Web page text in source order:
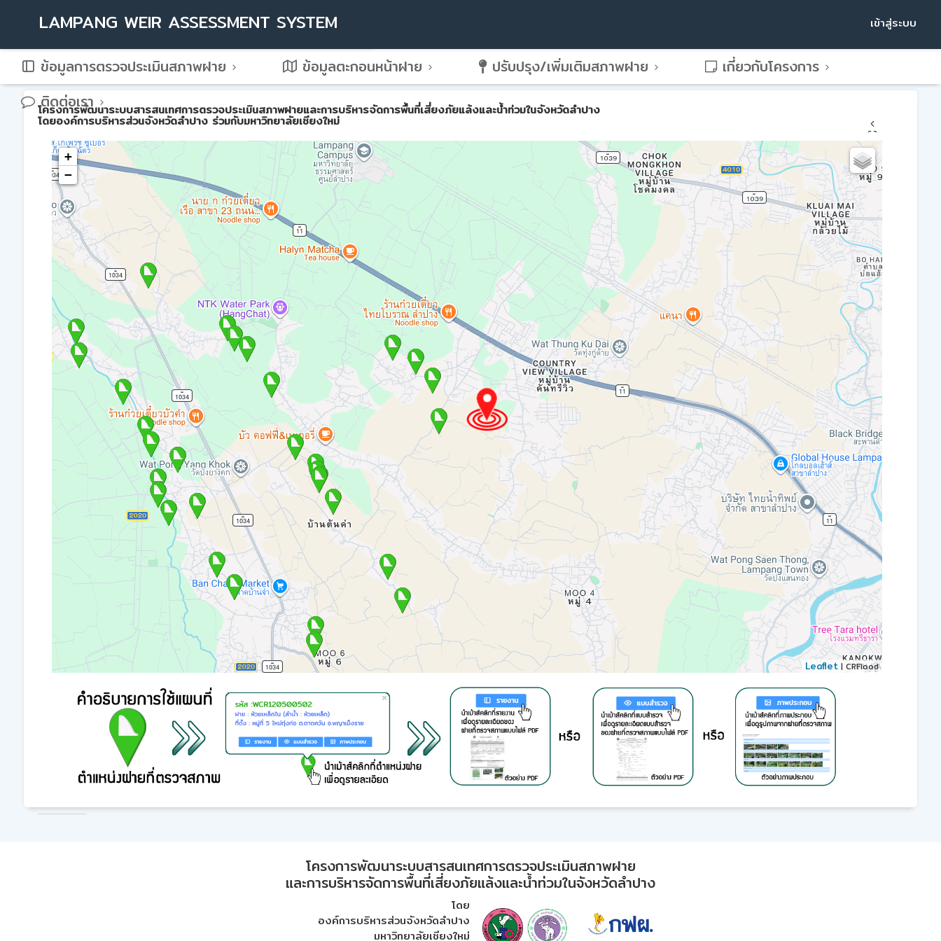
LAMPANG WEIR ASSESSMENT SYSTEM เข้าสู่ระบบ
ข้อมูลการตรวจประเมินสภาพฝาย ข้อมูลตะกอนหน้าฝาย ปรับปรุง/เพิ่มเติมสภาพฝาย
เกี่ยวกับโครงการ
ติดต่อเรา
โครงการพัฒนาระบบสารสนเทศการตรวจประเมินสภาพฝายและการบริหารจัดการพื้นที่เสี่ยงภัยแล้งและน้ำท่วมในจังหวัดลำปาง
โดยองค์การบริหารส่วนจังหวัดลำปาง ร่วมกับมหาวิทยาลัยเชียงใหม่
+
−
Leaflet | CRFlood
โครงการพัฒนาระบบสารสนเทศการตรวจประเมินสภาพฝาย
และการบริหารจัดการพื้นที่เสี่ยงภัยแล้งและน้ำท่วมในจังหวัดลำปาง
โดย
องค์การบริหารส่วนจังหวัดลำปาง
มหาวิทยาลัยเชียงใหม่